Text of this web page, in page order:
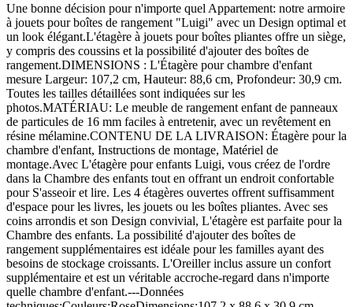
Une bonne décision pour n'importe quel Appartement: notre armoire
à jouets pour boîtes de rangement "Luigi" avec un Design optimal et
un look élégant.L'étagère à jouets pour boîtes pliantes offre un siège,
y compris des coussins et la possibilité d'ajouter des boîtes de
rangement.DIMENSIONS : L'Étagère pour chambre d'enfant
mesure Largeur: 107,2 cm, Hauteur: 88,6 cm, Profondeur: 30,9 cm.
Toutes les tailles détaillées sont indiquées sur les
photos.MATÉRIAU: Le meuble de rangement enfant de panneaux
de particules de 16 mm faciles à entretenir, avec un revêtement en
résine mélamine.CONTENU DE LA LIVRAISON: Étagère pour la
chambre d'enfant, Instructions de montage, Matériel de
montage.Avec L'étagère pour enfants Luigi, vous créez de l'ordre
dans la Chambre des enfants tout en offrant un endroit confortable
pour S'asseoir et lire. Les 4 étagères ouvertes offrent suffisamment
d'espace pour les livres, les jouets ou les boîtes pliantes. Avec ses
coins arrondis et son Design convivial, L'étagère est parfaite pour la
Chambre des enfants. La possibilité d'ajouter des boîtes de
rangement supplémentaires est idéale pour les familles ayant des
besoins de stockage croissants. L'Oreiller inclus assure un confort
supplémentaire et est un véritable accroche-regard dans n'importe
quelle chambre d'enfant.---Données